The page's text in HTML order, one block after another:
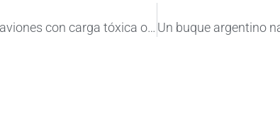
¿Brasil hundirá su portaviones con carga tóxica o lo enviará a Arabia Saudita?